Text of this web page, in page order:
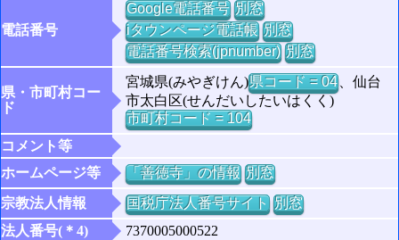
電話番号
Google電話番号 別窓
iタウンページ電話帳 別窓
電話番号検索(jpnumber) 別窓
県・市町村コー
ド
宮城県(みやぎけん)県コード = 04、仙台
市太白区(せんだいしたいはくく)
市町村コード = 104
コメント等
ホームページ等
「善徳寺」の情報 別窓
宗教法人情報
国税庁法人番号サイト 別窓
法人番号(＊4)
7370005000522